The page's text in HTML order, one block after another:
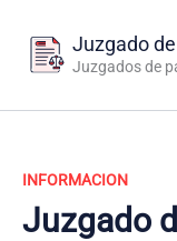
contenido
Juzgado
Juzgados de
INFORMACION
Juzgado